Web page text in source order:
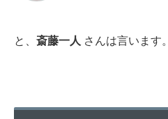
と、斎藤一人 さんは言います。